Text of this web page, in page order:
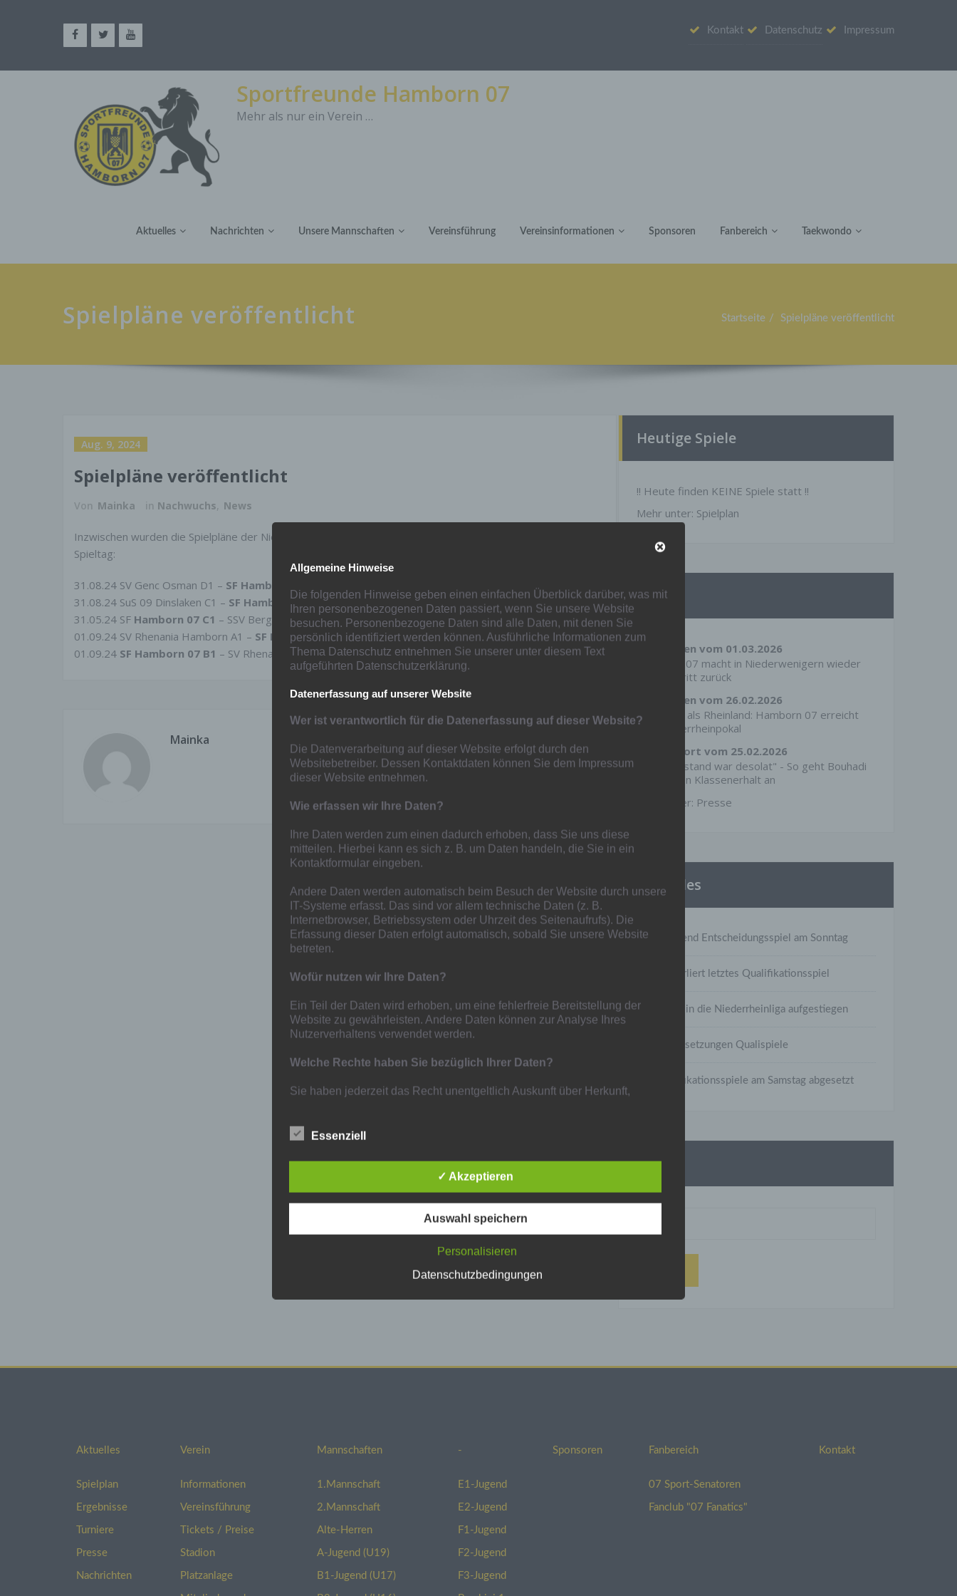
Kontakt Datenschutz Impressum
Sportfreunde Hamborn 07
Mehr als nur ein Verein …
Aktuelles Nachrichten Unsere Mannschaften Vereinsführung Vereinsinformationen Sponsoren Fanbereich Taekwondo
Spielpläne veröffentlicht Startseite Spielpläne veröffentlicht
Aug. 9, 2024
Spielpläne veröffentlicht
Von Mainka in Nachwuchs, News
Inzwischen wurden die Spielpläne der Niederrheinliga und der Leistungsklassen veröffentlicht. Hier der erst
Spieltag:
31.08.24 SV Genc Osman D1 – SF Hamborn 07 D1
31.08.24 SuS 09 Dinslaken C1 – SF Hamborn 07 C2
31.05.24 SF Hamborn 07 C1 – SSV Bergisch Born C1
01.09.24 SV Rhenania Hamborn A1 – SF Hamborn 07 A1
01.09.24 SF Hamborn 07 B1 – SV Rhenania Hamborn B1
Mainka
Heutige Spiele
!! Heute finden KEINE Spiele statt !!
Mehr unter: Spielplan
Presse
derWesten vom 01.03.2026
Hamborn 07 macht in Niederwenigern wieder
einen Schritt zurück
derWesten vom 26.02.2026
Effektiver als Rheinland: Hamborn 07 erreicht
den Niederrheinpokal
RevierSport vom 25.02.2026
Fitnesszustand war desolat" - So geht Bouhadi
die Mission Klassenerhalt an
Mehr unter: Presse
Aktuelles
A-Jugend Entscheidungsspiel am Sonntag
C1 verliert letztes Qualifikationsspiel
C1 ist in die Niederrheinliga aufgestiegen
Neuansetzungen Qualispiele
Qualifikationsspiele am Samstag abgesetzt
Suche
Aktuelles
Spielplan
Ergebnisse
Turniere
Presse
Nachrichten
Verein
Informationen
Vereinsführung
Tickets / Preise
Stadion
Platzanlage
Mannschaften
1.Mannschaft
2.Mannschaft
Alte-Herren
A-Jugend (U19)
B1-Jugend (U17)
-
E1-Jugend
E2-Jugend
F1-Jugend
F2-Jugend
F3-Jugend
Sponsoren Fanbereich
07 Sport-Senatoren
Fanclub "07 Fanatics"
Kontakt
Allgemeine Hinweise
Die folgenden Hinweise geben einen einfachen Überblick darüber, was mit
Ihren personenbezogenen Daten passiert, wenn Sie unsere Website
besuchen. Personenbezogene Daten sind alle Daten, mit denen Sie
persönlich identifiziert werden können. Ausführliche Informationen zum
Thema Datenschutz entnehmen Sie unserer unter diesem Text
aufgeführten Datenschutzerklärung.
Datenerfassung auf unserer Website
Wer ist verantwortlich für die Datenerfassung auf dieser Website?
Die Datenverarbeitung auf dieser Website erfolgt durch den
Websitebetreiber. Dessen Kontaktdaten können Sie dem Impressum
dieser Website entnehmen.
Wie erfassen wir Ihre Daten?
Ihre Daten werden zum einen dadurch erhoben, dass Sie uns diese
mitteilen. Hierbei kann es sich z. B. um Daten handeln, die Sie in ein
Kontaktformular eingeben.
Andere Daten werden automatisch beim Besuch der Website durch unsere
IT-Systeme erfasst. Das sind vor allem technische Daten (z. B.
Internetbrowser, Betriebssystem oder Uhrzeit des Seitenaufrufs). Die
Erfassung dieser Daten erfolgt automatisch, sobald Sie unsere Website
betreten.
Wofür nutzen wir Ihre Daten?
Ein Teil der Daten wird erhoben, um eine fehlerfreie Bereitstellung der
Website zu gewährleisten. Andere Daten können zur Analyse Ihres
Nutzerverhaltens verwendet werden.
Welche Rechte haben Sie bezüglich Ihrer Daten?
Sie haben jederzeit das Recht unentgeltlich Auskunft über Herkunft,
Löschung dieser Daten zu verlangen. Hierzu sowie zu weiteren Fragen
angegebenen Adresse an uns wenden. Des Weiteren steht Ihnen ein
Beschwerderecht bei der zuständigen Aufsichtsbehörde zu.
Allgemeine Hinweise und Pflichtinformationen
Datenschutz
sehr ernst. Wir behandeln Ihre personenbezogenen Daten vertraulich und
Datenschutzerklärung.
lückenloser Schutz der Daten vor dem Zugriff durch Dritte ist nicht möglich.
Im Falle datenschutzrechtlicher Verstöße steht dem Betroffenen ein
Beschwerderecht bei der zuständigen Aufsichtsbehörde zu. Zuständige
Aufsichtsbehörde in datenschutzrechtlichen Fragen ist der
Unternehmen seinen Sitz hat. Eine Liste der Datenschutzbeauftragten
sowie deren Kontaktdaten können folgendem Link entnommen
Essenziell
✓ Akzeptieren
Auswahl speichern
Personalisieren
Datenschutzbedingungen